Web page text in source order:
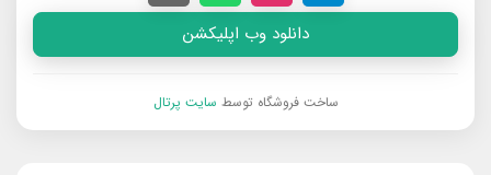
دانلود وب اپلیکشن
ساخت فروشگاه توسط سایت پرتال